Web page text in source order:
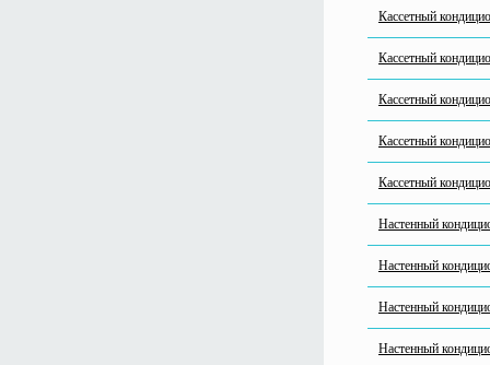
Кассетный
Кассетный
Кассетный
Кассетный
Кассетный
Настенный
Настенный
Настенный
Настенный